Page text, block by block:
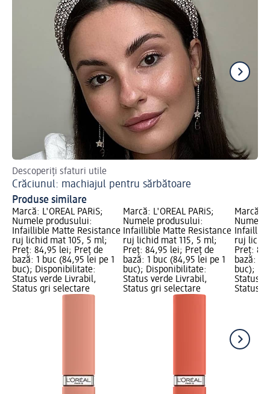
Descoperiți sfaturi utile
Crăciunul: machiajul pentru sărbătoare
Produse similare
Marcă: L'ORÉAL PARiS;
Numele produsului:
Infaillible Matte Resistance
ruj lichid mat 105, 5 ml;
Preț: 84,95 lei; Preț de
bază: 1 buc (84,95 lei pe 1
buc); Disponibilitate:
Status verde Livrabil,
Status gri selectare
Marcă: L'ORÉAL PARiS;
Numele produsului:
Infaillible Matte Resistance
ruj lichid mat 115, 5 ml;
Preț: 84,95 lei; Preț de
bază: 1 buc (84,95 lei pe 1
buc); Disponibilitate:
Status verde Livrabil,
Status gri selectare
Marcă:
Numele
ruj
Preț:
bază: 1
buc);
Status
Status